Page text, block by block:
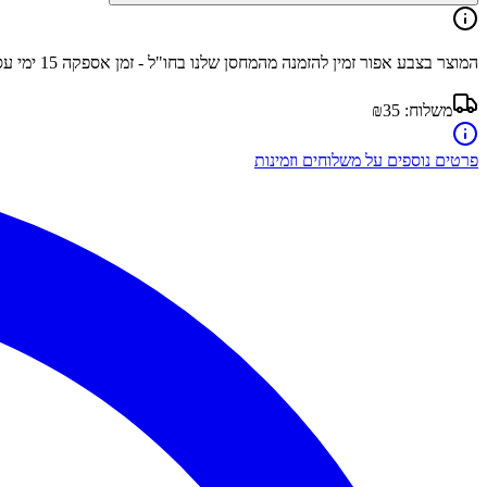
המוצר בצבע אפור זמין להזמנה מהמחסן שלנו בחו"ל - זמן אספקה 15 ימי
משלוח: ₪35
פרטים נוספים על משלוחים וזמינות